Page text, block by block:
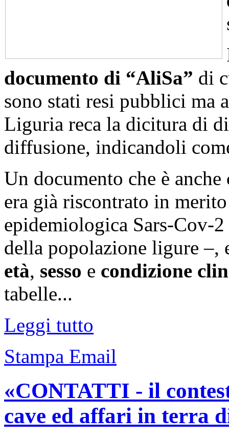
documento di “AliSa” di
sono stati resi pubblici ma
Liguria reca la dicitura di
diffusione, indicandoli
Un documento che è anche
era già riscontrato in
epidemiologica Sars-Cov-
della popolazione ligure –,
età, sesso e condizione
tabelle...
Leggi tutto
Stampa Email
«CONTATTI - il
cave ed affari in terra